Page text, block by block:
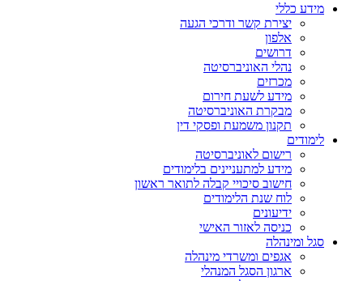
מידע כללי
יצירת קשר ודרכי הגעה
אלפון
דרושים
נהלי האוניברסיטה
מכרזים
מידע לשעת חירום
מבקרת האוניברסיטה
תקנון משמעת ופסקי דין
לימודים
רישום לאוניברסיטה
מידע למתעניינים בלימודים
חישוב סיכויי קבלה לתואר ראשון
לוח שנת הלימודים
ידיעונים
כניסה לאזור האישי
סגל ומינהלה
אגפים ומשרדי מינהלה
ארגון הסגל המנהלי